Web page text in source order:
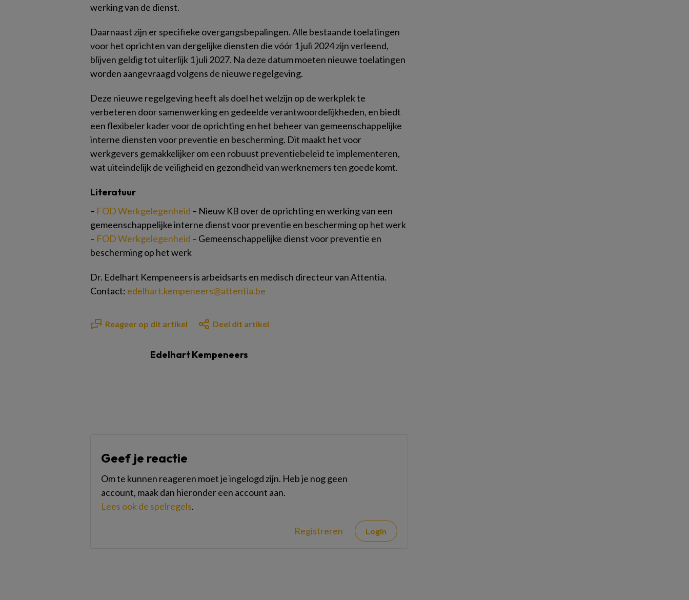
werking van de dienst.
Daarnaast zijn er specifieke overgangsbepalingen. Alle bestaande toelatingen
voor het oprichten van dergelijke diensten die vóór 1 juli 2024 zijn verleend,
blijven geldig tot uiterlijk 1 juli 2027. Na deze datum moeten nieuwe toelatingen
worden aangevraagd volgens de nieuwe regelgeving.
Deze nieuwe regelgeving heeft als doel het welzijn op de werkplek te
verbeteren door samenwerking en gedeelde verantwoordelijkheden, en biedt
een flexibeler kader voor de oprichting en het beheer van gemeenschappelijke
interne diensten voor preventie en bescherming. Dit maakt het voor
werkgevers gemakkelijker om een robuust preventiebeleid te implementeren,
wat uiteindelijk de veiligheid en gezondheid van werknemers ten goede komt.
Literatuur
– FOD Werkgelegenheid – Nieuw KB over de oprichting en werking van een
gemeenschappelijke interne dienst voor preventie en bescherming op het werk
– FOD Werkgelegenheid – Gemeenschappelijke dienst voor preventie en
bescherming op het werk
Dr. Edelhart Kempeneers is arbeidsarts en medisch directeur van Attentia.
Contact: edelhart.kempeneers@attentia.be
Reageer op dit artikel Deel dit artikel
Edelhart Kempeneers
Geef je reactie
Om te kunnen reageren moet je ingelogd zijn. Heb je nog geen
account, maak dan hieronder een account aan.
Lees ook de spelregels.
Registreren Login